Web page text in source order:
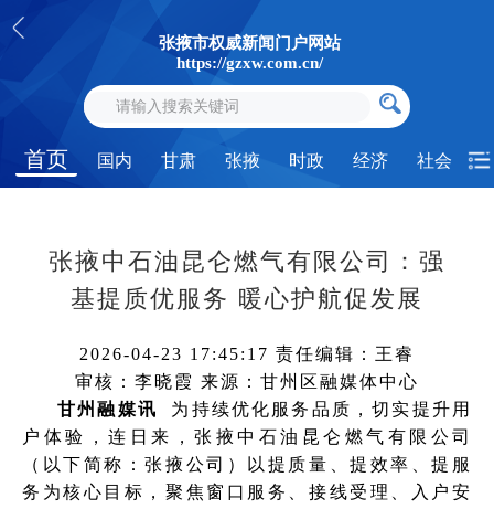
张掖市权威新闻门户网站
https://gzxw.com.cn/
首页 国内 甘肃 张掖 时政 经济 社会
张掖中石油昆仑燃气有限公司：强
基提质优服务 暖心护航促发展
2026-04-23 17:45:17 责任编辑：王睿
审核：李晓霞 来源：甘州区融媒体中心
甘州融媒讯 为持续优化服务品质，切实提升用
户体验，连日来，张掖中石油昆仑燃气有限公司
（以下简称：张掖公司）以提质量、提效率、提服
务为核心目标，聚焦窗口服务、接线受理、入户安